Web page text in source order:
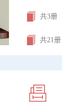
共3册
共21册